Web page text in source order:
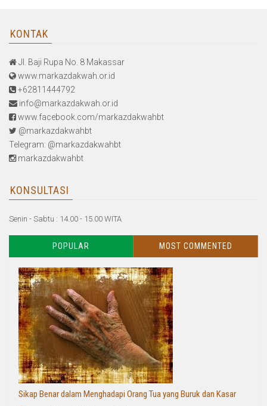
KONTAK
Jl. Baji Rupa No. 8 Makassar
www.markazdakwah.or.id
+62811444792
info@markazdakwah.or.id
www.facebook.com/markazdakwahbt
@markazdakwahbt
Telegram: @markazdakwahbt
markazdakwahbt
KONSULTASI
Senin - Sabtu : 14.00 - 15.00 WITA
POPULAR MOST COMMENTED
Sikap Benar dalam Menghadapi Orang Tua yang Buruk dan Kasar